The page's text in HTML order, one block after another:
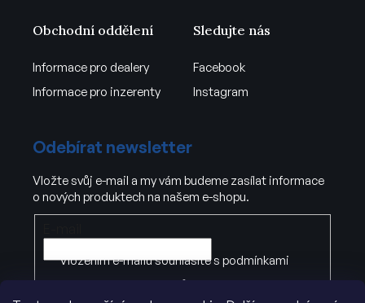
Obchodní oddělení
Informace pro dealery
Informace pro inzerenty
Sledujte nás
Facebook
Instagram
Odebírat newsletter
Vložte svůj e-mail a my vám budeme zasílat informace
o nových produktech na našem e-shopu.
Vložením e-mailu souhlasíte s podmínkami
ochrany osobních údajů